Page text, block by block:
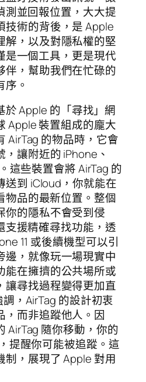
測並回報位置，大大提
技術的背後，是 Apple
解，以及對隱私權的堅
是一個工具，更是現代
伴，幫助我們在忙碌的
。
於 Apple 的「尋找」網
Apple 裝置組成的龐大
AirTag 的物品時，它會
讓附近的 iPhone、
這些裝置會將 AirTag 的
送到 iCloud，你就能在
物品的最新位置。整個
你的隱私不會受到侵
支援精確尋找功能，透
11 或後續機型可以引
邊，就像玩一場現實中
能在擁擠的公共場所或
讓尋找過程變得更加直
，AirTag 的設計初衷
，而非追蹤他人。因
AirTag 隨你移動，你的
提醒你可能被追蹤。這
，展現了 Apple 對用